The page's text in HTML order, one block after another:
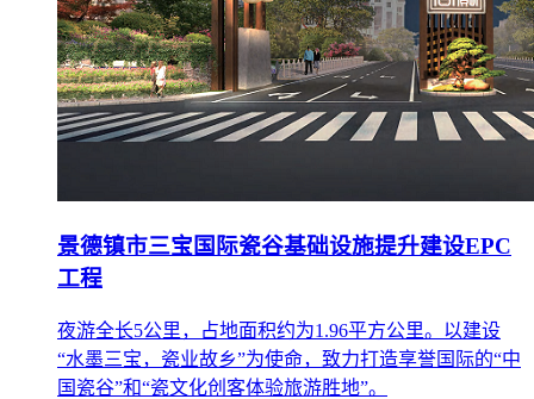
景德镇市三宝国际瓷谷基础设施提升建设EPC
工程
夜游全长5公里，占地面积约为1.96平方公里。以建设
“水墨三宝，瓷业故乡”为使命，致力打造享誉国际的“中
国瓷谷”和“瓷文化创客体验旅游胜地”。